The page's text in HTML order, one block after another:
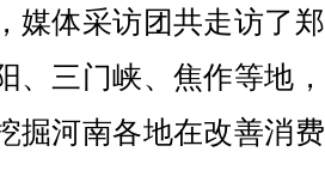
体采访团共走访了
、三门峡、焦作等地
掘河南各地在改善消